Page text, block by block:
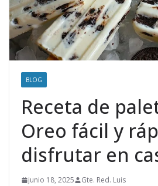
BLOG
Receta de
Oreo fácil y
disfrutar en
junio 18, 2025 Gte. Red. Luis